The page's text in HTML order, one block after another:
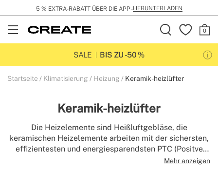
5 % EXTRA-RABATT ÜBER DIE APP -HERUNTERLADEN
Open
Menu
SALE
BIS ZU -50 %
Startseite Klimatisierung Heizung Keramik-heizlüfter
Keramik-heizlüfter
Die Heizelemente sind Heißluftgebläse, die
keramischen Heizelemente arbeiten mit der sichersten,
effizientesten und energiesparendsten PTC (Positve
Temperature Coeficient)-Keramikheiztechnologie.
Mehr anzeigen